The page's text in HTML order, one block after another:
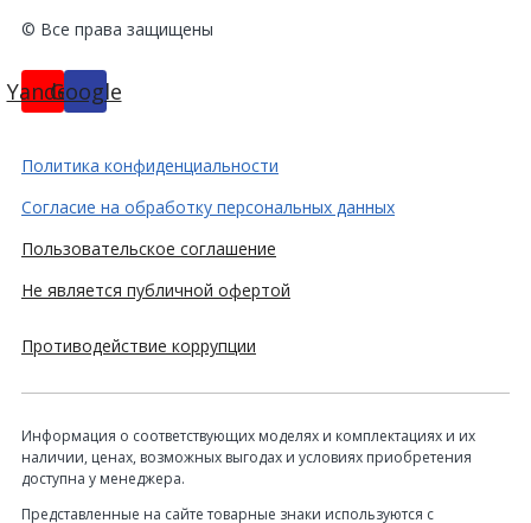
© Все права защищены
YandexGoogle
Политика конфиденциальности
Согласие на обработку персональных данных
Пользовательское соглашение
Не является публичной офертой
Противодействие коррупции
Информация о соответствующих моделях и комплектациях и их
наличии, ценах, возможных выгодах и условиях приобретения
доступна у менеджера.
Представленные на сайте товарные знаки используются с